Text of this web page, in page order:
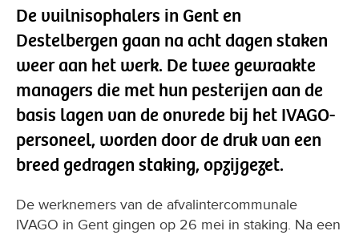
De vuilnisophalers in Gent en
Destelbergen gaan na acht dagen staken
weer aan het werk. De twee gewraakte
managers die met hun pesterijen aan de
basis lagen van de onvrede bij het IVAGO-
personeel, worden door de druk van een
breed gedragen staking, opzijgezet.
De werknemers van de afvalintercommunale
IVAGO in Gent gingen op 26 mei in staking. Na een